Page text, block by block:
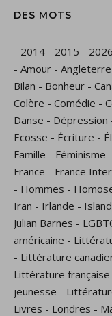
DES MOTS
- 2014 - 2015 - 2026
- Amour - Angleterre
Bilan - Bonheur -
Colère - Comédie -
Danse - Dépression
Ecosse - Écriture -
Famille - Féminisme -
France - France Inter
- Hommes -
Iran - Irlande -
Julian Barnes -
américaine -
- Littérature
Littérature française
jeunesse -
Livres - Londres -